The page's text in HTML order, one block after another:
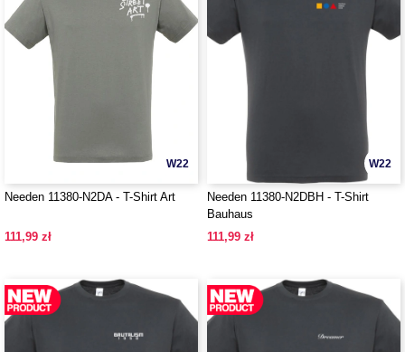
W22
Needen 11380-N2DA - T-Shirt Art
111,99 zł
W22
Needen 11380-N2DBH - T-Shirt
Bauhaus
111,99 zł